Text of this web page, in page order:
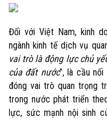
Đối với Việt Nam, kinh
ngành kinh tế dịch vụ
vai trò là động lực chủ
của đất nước”, là cầu
đóng vai trò quan trọng
trong nước phát triển
lực, sức mạnh nội sinh